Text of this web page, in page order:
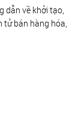
dẫn về khởi tạo,
tử bán hàng hóa,